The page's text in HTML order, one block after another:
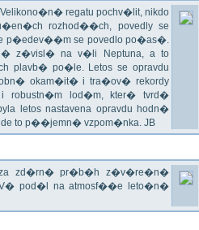
regatu pochv�lit, nikdo
rozhod��ch, povedly se
p�edev��m se povedlo po�as�.
z�visl� na v�li Neptuna, a to
plavb� po�le. Letos se opravdu
okam�it� i tra�ov� rekordy
robustn�m lod�m, kter� tvrd�
letos nastavena opravdu hodn�
to p��jemn� vzpom�nka. JB
za zd�rn� pr�b�h z�v�re�n�
pod�l na atmosf��e leto�n�